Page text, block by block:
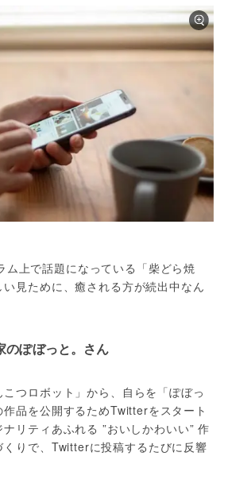
上で話題になっている「柴どら焼
見ために、癒される方が続出中なん
のぽぼっと。さん
つロボット」から、自らを「ぽぼっ
品を公開するためTwitterをスタート
リティあふれる ”おいしかわいい” 作
りで、Twitterに投稿するたびに反響